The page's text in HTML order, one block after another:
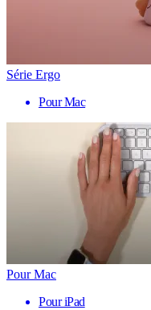
Série Ergo
Pour Mac
Pour Mac
Pour iPad